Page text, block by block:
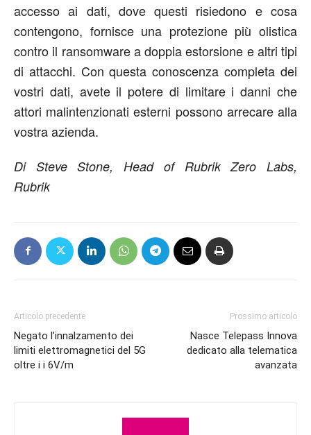
accesso ai dati, dove questi risiedono e cosa
contengono, fornisce una protezione più olistica
contro il ransomware a doppia estorsione e altri tipi
di attacchi. Con questa conoscenza completa dei
vostri dati, avete il potere di limitare i danni che
attori malintenzionati esterni possono arrecare alla
vostra azienda.
Di Steve Stone, Head of Rubrik Zero Labs,
Rubrik
Articolo precedente
Negato l’innalzamento dei
limiti elettromagnetici del 5G
oltre i i 6V/m
Prossimo articolo
Nasce Telepass Innova
dedicato alla telematica
avanzata